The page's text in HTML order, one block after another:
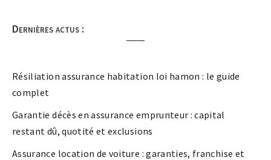
Dernières actus :
Résiliation assurance habitation loi hamon : le guide
complet
Garantie décès en assurance emprunteur : capital
restant dû, quotité et exclusions
Assurance location de voiture : garanties, franchise et